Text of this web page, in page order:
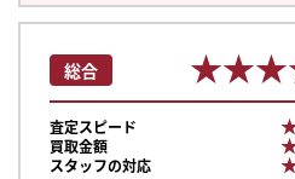
総合
査定スピード
買取金額
スタッフの対応